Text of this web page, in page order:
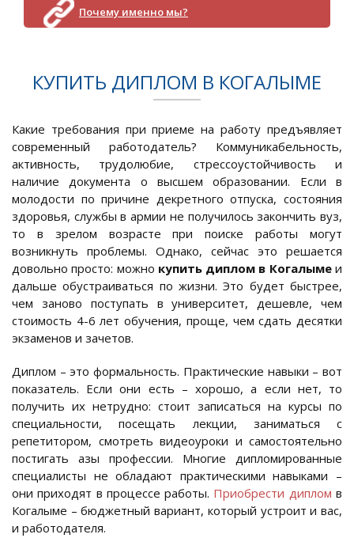
Почему именно мы?
КУПИТЬ ДИПЛОМ В КОГАЛЫМЕ
Какие требования при приеме на работу предъявляет
современный работодатель? Коммуникабельность,
активность, трудолюбие, стрессоустойчивость и
наличие документа о высшем образовании. Если в
молодости по причине декретного отпуска, состояния
здоровья, службы в армии не получилось закончить вуз,
то в зрелом возрасте при поиске работы могут
возникнуть проблемы. Однако, сейчас это решается
довольно просто: можно купить диплом в Когалымеи
дальше обустраиваться по жизни. Это будет быстрее,
чем заново поступать в университет, дешевле, чем
стоимость 4-6 лет обучения, проще, чем сдать десятки
экзаменов и зачетов.
Диплом – это формальность. Практические навыки – вот
показатель. Если они есть – хорошо, а если нет, то
получить их нетрудно: стоит записаться на курсы по
специальности, посещать лекции, заниматься с
репетитором, смотреть видеоуроки и самостоятельно
постигать азы профессии. Многие дипломированные
специалисты не обладают практическими навыками –
они приходят в процессе работы. Приобрести диплом в
Когалыме – бюджетный вариант, который устроит и вас,
и работодателя.